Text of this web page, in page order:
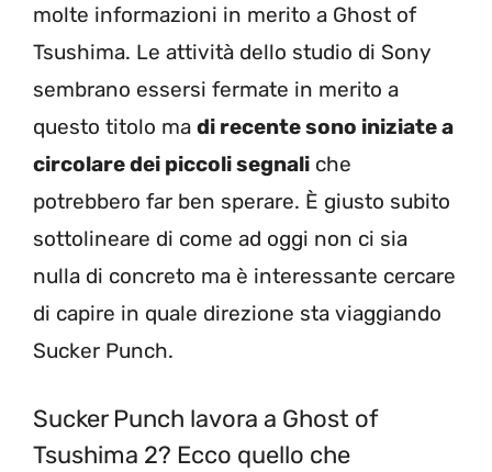
molte informazioni in merito a Ghost of
Tsushima. Le attività dello studio di Sony
sembrano essersi fermate in merito a
questo titolo ma di recente sono iniziate a
circolare dei piccoli segnali che
potrebbero far ben sperare. È giusto subito
sottolineare di come ad oggi non ci sia
nulla di concreto ma è interessante cercare
di capire in quale direzione sta viaggiando
Sucker Punch.
Sucker Punch lavora a Ghost of
Tsushima 2? Ecco quello che